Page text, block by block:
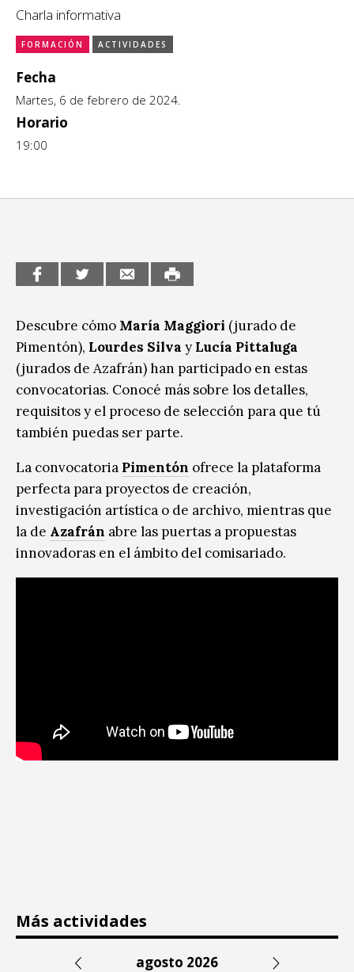
CCE en el interior/libros
Espacio itinerante de lectura infantil
Formación
Género y Diversidad
Infantil y Juvenil
Sin categoría
Charla informativa
FORMACIÓN ACTIVIDADES
Fecha
Martes, 6 de febrero de 2024.
Horario
19:00
Descubre cómo María Maggiori (jurado de
Pimentón), Lourdes Silva y Lucía Pittaluga
(jurados de Azafrán) han participado en estas
convocatorias. Conocé más sobre los detalles,
requisitos y el proceso de selección para que tú
también puedas ser parte.
La convocatoria Pimentón ofrece la plataforma
perfecta para proyectos de creación,
investigación artística o de archivo, mientras que
la de Azafrán abre las puertas a propuestas
innovadoras en el ámbito del comisariado.
Más actividades
agosto 2026